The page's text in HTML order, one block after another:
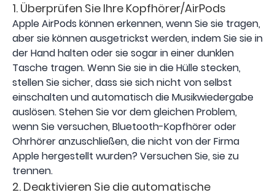
1. Überprüfen Sie Ihre Kopfhörer/AirPods
Apple AirPods können erkennen, wenn Sie sie tragen,
aber sie können ausgetrickst werden, indem Sie sie in
der Hand halten oder sie sogar in einer dunklen
Tasche tragen. Wenn Sie sie in die Hülle stecken,
stellen Sie sicher, dass sie sich nicht von selbst
einschalten und automatisch die Musikwiedergabe
auslösen. Stehen Sie vor dem gleichen Problem,
wenn Sie versuchen, Bluetooth-Kopfhörer oder
Ohrhörer anzuschließen, die nicht von der Firma
Apple hergestellt wurden? Versuchen Sie, sie zu
trennen.
2. Deaktivieren Sie die automatische